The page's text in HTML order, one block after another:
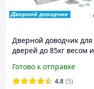
Дверной доводчик для
дверей до 85кг весом и
хорошего качества,
гарантия 1 Год
Готово к отправке
4.8 (5)